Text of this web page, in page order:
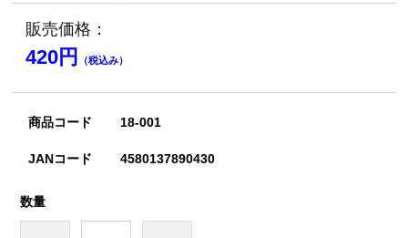
販売価格：
420円 （税込み）
商品コード 18-001
JANコード 4580137890430
数量